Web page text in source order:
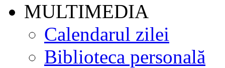
MULTIMEDIA
Calendarul zilei
Biblioteca personală